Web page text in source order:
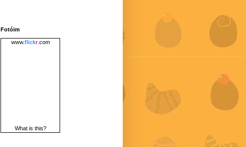
Fotóim
www.flickr.com
What is this?